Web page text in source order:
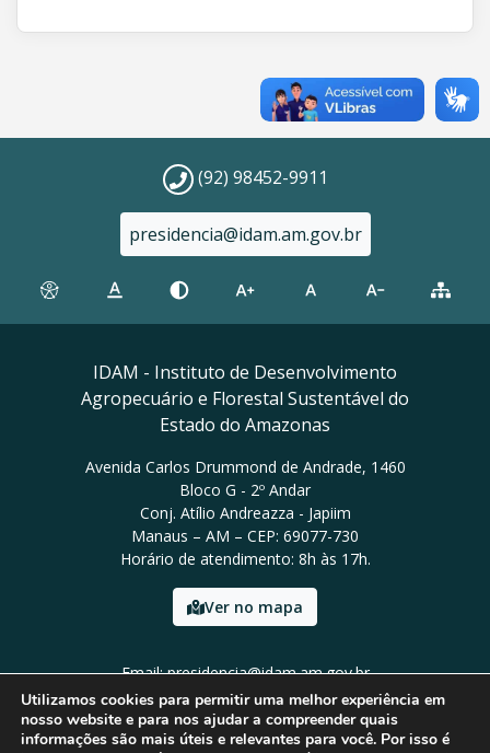
(92) 98452-9911
presidencia@idam.am.gov.br
IDAM - Instituto de Desenvolvimento
Agropecuário e Florestal Sustentável do
Estado do Amazonas
Avenida Carlos Drummond de Andrade, 1460
Bloco G - 2º Andar
Conj. Atílio Andreazza - Japiim
Manaus – AM – CEP: 69077-730
Horário de atendimento: 8h às 17h.
Ver no mapa
Email: presidencia@idam.am.gov.br
Tel: (92) 98452-9911
Utilizamos cookies para permitir uma melhor experiência em
nosso website e para nos ajudar a compreender quais
informações são mais úteis e relevantes para você. Por isso é